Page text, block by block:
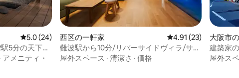
レビュー24件、5つ星中5.0つ星の平均評価
5.0 (24)
5分の天下茶
㎡
· アメニティ・
西区の一軒家 レビュー23件、5つ
4.91 (23)
難波駅から10分/リバーサイドヴィラ/サウ
ナ＆カラオケ完備/平屋建120㎡/1
屋外スペース · 清潔さ · 価格
大阪市
建築家
阪城へ
屋外ス